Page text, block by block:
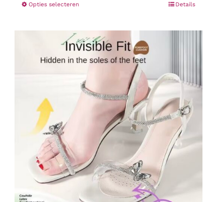
tot
Opties selecterenDit
meerdere
variaties.
Deze
kan
gekozen
worden
productpagina
Details